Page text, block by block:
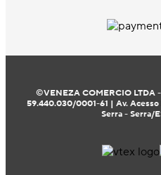
©VENEZA COMERCIO LTDA
59.440.030/0001-61 | Av.
Serra - Serra/